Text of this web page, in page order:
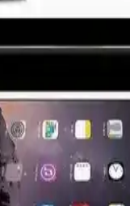
Kırılmaz
inç için detaylı
Ekran
kaliteli, ultra
ile ekranınızı
Koruyucuların